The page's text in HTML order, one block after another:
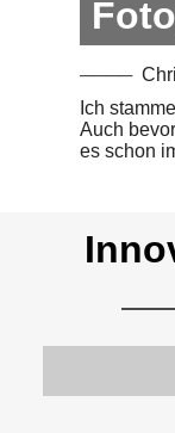
Ich
Auch
es schon